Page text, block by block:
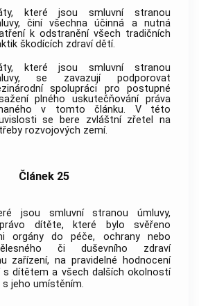
které jsou smluvní stranou
činí všechna účinná a nutná
k odstranění všech tradičních
škodících zdraví dětí.
které jsou smluvní stranou
se zavazují podporovat
spolupráci pro postupné
plného uskutečňování práva
v tomto článku. V této
se bere zvláštní zřetel na
rozvojových zemí.
Článek 25
jsou smluvní stranou úmluvy,
dítěte, které bylo svěřeno
orgány do péče, ochrany nebo
či duševního zdraví
zařízení, na pravidelné hodnocení
s dítětem a všech dalších okolností
jeho umístěním.